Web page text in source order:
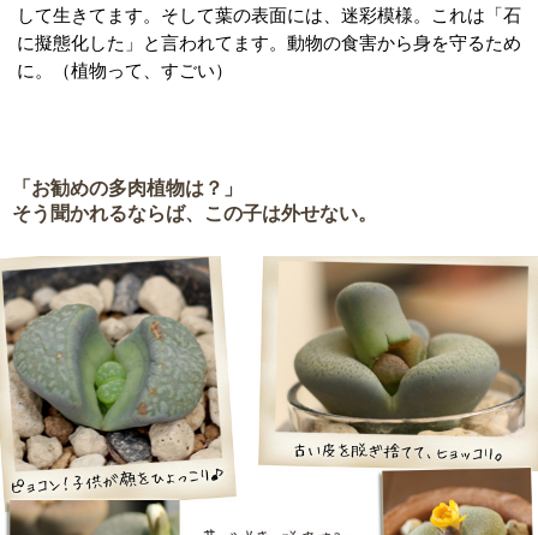
して生きてます。そして葉の表面には、迷彩模様。これは「石
に擬態化した」と言われてます。動物の食害から身を守るため
に。（植物って、すごい）
「お勧めの多肉植物は？」
そう聞かれるならば、この子は外せない。